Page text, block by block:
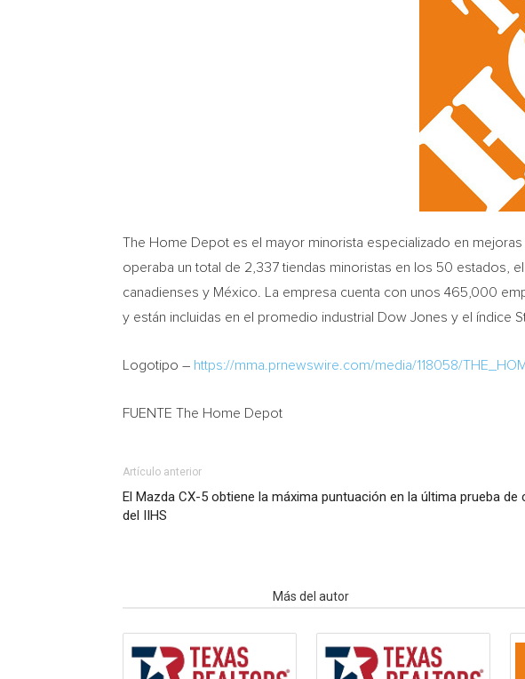
The Home Depot es el mayor minorista especializado en
operaba un total de 2,337 tiendas minoristas en los 50 estados,
canadienses y México. La empresa cuenta con unos 465,000
y están incluidas en el promedio industrial Dow Jones y el índice
Logotipo – https://mma.prnewswire.com/media/118058/
FUENTE The Home Depot
Artículo anterior
El Mazda CX-5 obtiene la máxima puntuación en la última prueba de
del IIHS
Más del autor